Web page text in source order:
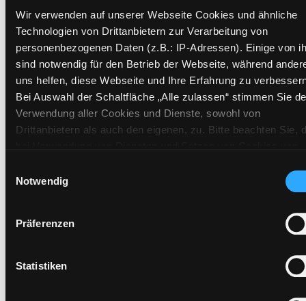
Wir verwenden auf unserer Webseite Cookies und ähnliche
Technologien von Drittanbietern zur Verarbeitung von
personenbezogenen Daten (z.B.: IP-Adressen). Einige von
sind notwendig für den Betrieb der Webseite, während
uns helfen, diese Webseite und Ihre Erfahrung zu
Bei Auswahl der Schaltfläche „Alle zulassen“ stimmen Sie
Verwendung aller Cookies und Dienste, sowohl von
Drittanbietern als auch den eigenen, zu. Bitte beachten Sie,
(Länder außerhalb des EWR ohne adäquates
Datenschutzniveau) stattfinden kann. In diesem
ausgeschlossen werden. Eine Verarbeitung durch solche
Einwilligung erteilen („Auswahl erlauben“) oder auf die
Schaltfläche „Alle zulassen“ klicken. Unter dem Punkt
Notwendig
Präferenzen
Statistiken
Signatur:
VL.KV GUEN
Standort 2: Ausleihe
Status:Verfügbar
Vorbestellungen: 0
Mediengruppe:Sachbuch
Frist:
Barcode: 2205SB01187
Status: